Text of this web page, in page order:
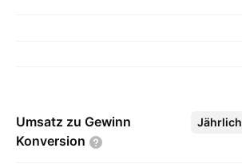
Umsatz zu Gewinn
Konversion
Jährlich
Mehr